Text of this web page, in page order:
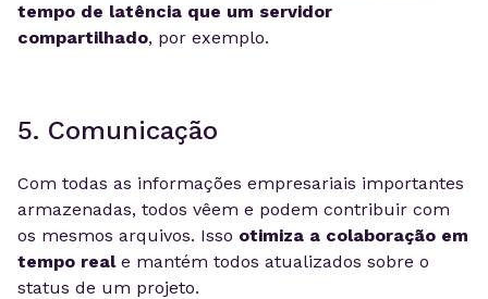
tempo de latência que um servidor
compartilhado, por exemplo.
5. Comunicação
Com todas as informações empresariais importantes
armazenadas, todos vêem e podem contribuir com
os mesmos arquivos. Isso otimiza a colaboração em
tempo reale mantém todos atualizados sobre o
status de um projeto.